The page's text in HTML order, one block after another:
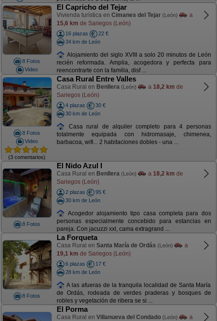
8 Fotos
Video
El Capricho del Tejar
Vivienda turística en Cimanes del Tejar (León)
a
15,6 km de Sariegos (León)
16 plazas
22 €
34 km de León
Alojamiento del siglo XVIII a solo 20 minutos de León
recién reformada. Amplia, acogedora y perfecta para
reencontrarte con la familia, disf ...
8 Fotos
Video
(3 comentarios)
Casa Rural Entre Valles
Casa Rural en Benllera (León) a 18,2 km de
Sariegos (León)
4 plazas
30 €
30 km de León
Casa rural de alquiler completo para 4 personas
totalmente equipada con hidromasaje, chimenea,
barbacoa, wifi... 2 habitaciones dobles - una ...
8 Fotos
El Nido Azul I
Casa Rural en Benllera (León) a 18,2 km de
Sariegos (León)
2 plazas
95 €
30 km de León
Acogedor alojamiento tipo casa completa para dos
personas especialmente concebido para estancias en
pareja. Con jacuzzi xxl, cama extragrand ...
8 Fotos
La Forqueta
Casa Rural en Santa María de Ordás (León)
a
19,1 km de Sariegos (León)
6 plazas
17 €
28 km de León
A las afueras de la tranquila localidad de Santa María
de Ordás, rodeada de verdes praderas y bosques de
robles y vegetación de ribera se si ...
El Porma
Casa Rural en Villanueva del Condado (León)
a